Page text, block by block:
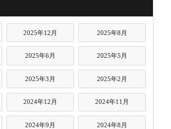
2025年12月 2025年8月
2025年6月 2025年5月
2025年3月 2025年2月
2024年12月 2024年11月
2024年9月 2024年8月